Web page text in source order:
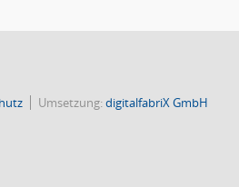
Umsetzung:digitalfabriX GmbH